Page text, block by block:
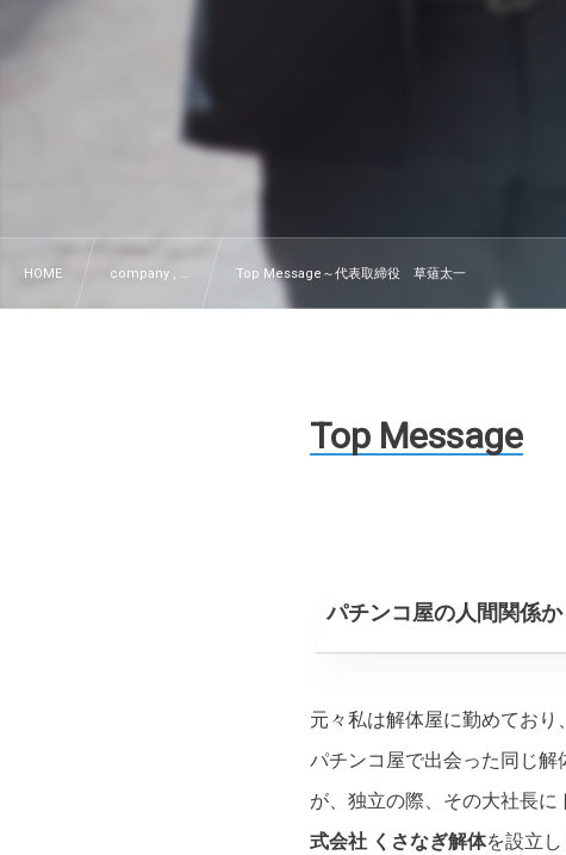
HOME company , … Top Message～代表取締役 草薙太一
Top Message
パチンコ屋の人間関係
元々私は解体屋に勤めており
パチンコ屋で出会った同じ
が、独立の際、その大社長に
式会社 くさなぎ解体を設立し